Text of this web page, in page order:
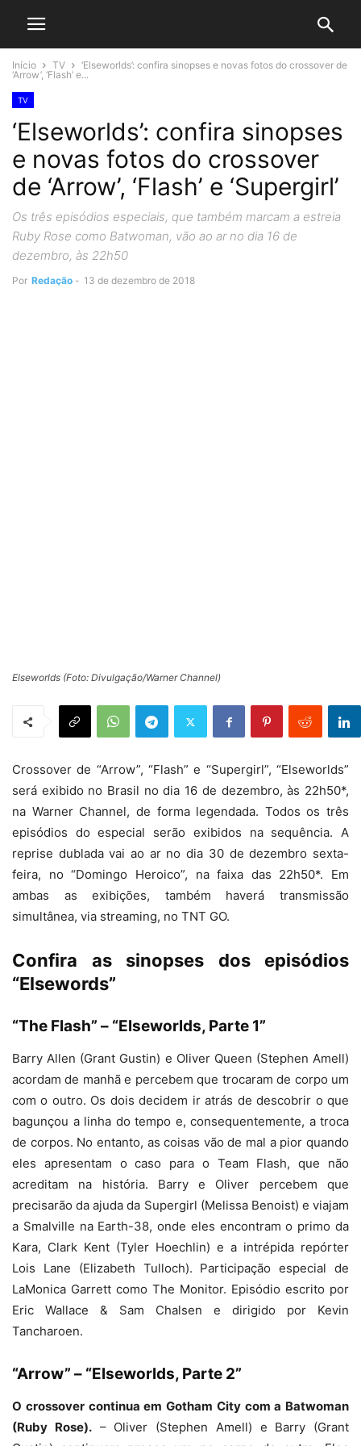
Início TV
‘Elseworlds’: confira sinopses e novas fotos do crossover de
‘Arrow’, ‘Flash’ e...
TV
‘Elseworlds’: confira sinopses
e novas fotos do crossover
de ‘Arrow’, ‘Flash’ e ‘Supergirl’
Os três episódios especiais, que também marcam a estreia
Ruby Rose como Batwoman, vão ao ar no dia 16 de
dezembro, às 22h50
Por Redação - 13 de dezembro de 2018
Elseworlds (Foto: Divulgação/Warner Channel)
Crossover de “Arrow”, “Flash” e “Supergirl”, “Elseworlds”
será exibido no Brasil no dia 16 de dezembro, às 22h50*,
na Warner Channel, de forma legendada. Todos os três
episódios do especial serão exibidos na sequência. A
reprise dublada vai ao ar no dia 30 de dezembro sexta-
feira, no “Domingo Heroico”, na faixa das 22h50*. Em
ambas as exibições, também haverá transmissão
simultânea, via streaming, no TNT GO.
Confira as sinopses dos episódios
“Elsewords”
“The Flash” – “Elseworlds, Parte 1”
Barry Allen (Grant Gustin) e Oliver Queen (Stephen Amell)
acordam de manhã e percebem que trocaram de corpo um
com o outro. Os dois decidem ir atrás de descobrir o que
bagunçou a linha do tempo e, consequentemente, a troca
de corpos. No entanto, as coisas vão de mal a pior quando
eles apresentam o caso para o Team Flash, que não
acreditam na história. Barry e Oliver percebem que
precisarão da ajuda da Supergirl (Melissa Benoist) e viajam
a Smalville na Earth-38, onde eles encontram o primo da
Kara, Clark Kent (Tyler Hoechlin) e a intrépida repórter
Lois Lane (Elizabeth Tulloch). Participação especial de
LaMonica Garrett como The Monitor. Episódio escrito por
Eric Wallace & Sam Chalsen e dirigido por Kevin
Tancharoen.
“Arrow” – “Elseworlds, Parte 2”
O crossover continua em Gotham City com a Batwoman
(Ruby Rose).– Oliver (Stephen Amell) e Barry (Grant